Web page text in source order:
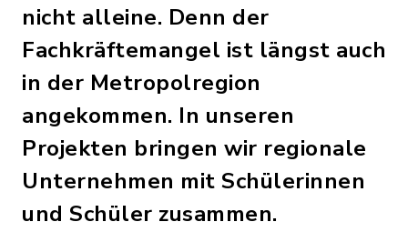
nicht alleine. Denn der
Fachkräftemangel ist längst auch
in der Metropolregion
angekommen. In unseren
Projekten bringen wir regionale
Unternehmen mit Schülerinnen
und Schüler zusammen.